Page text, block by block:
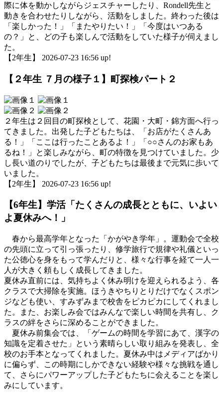
際に体を動かしながらジェスチャーしたり、Rondell先生と
動きを合わせたりしながら、活動をしました。終わった後は
「楽しかった！」「またやりたい！」「今度はいつある
の？」と、どの子も楽しんで活動をしていた様子が伺えまし
た。
【2年生】 2026-07-23 16:56 up!
【２年生 ７月の様子１】町探検パート２
２年生は２回目の町探検として、花園・大町・錦方面へ行っ
てきました。出発した子どもたちは、「お店がたくさんあ
る！」「ここは行ったことあるよ！」「○○さんのお家もあ
るね！」と楽しみながら、町の特徴を見つけていました。少
し長い道のりでしたが、子どもたちは最後まで元気に歩いて
いました。
【2年生】 2026-07-23 16:56 up!
【6年生】学活「たくさんの成長とともに、いよい
よ夏休みへ！」
春から最高学年となった「かがやき学年」。運動会で全校
の先頭に立って引っ張ったり、修学旅行で規律や礼儀といっ
た公徳心を身をもって学んだりと、様々な行事を経て一人一
人が大きく頼もしく成長してきました。
夏休み直前には、気持ちよく休み明けを迎えられるよう、各
クラスで大掃除を実施。ほうきやちりとりだけでなくスポン
ジなども使い、すみずみまで校舎をピカピカにしてくれまし
た。また、お楽しみ会ではみんなで楽しい時間を共有し、ク
ラスの絆をさらに深めることができました。
夏休み前集会では、「ゲームの時間を学習にあて、漢字の
知識を定着させた」という素晴らしい取り組みを発表し、全
校のお手本となってくれました。夏休み中はメディアばかり
に偏らず、この時期にしかできない経験や様々な挑戦を通し
て、さらにパワーアップした子どもたちに会えることを楽し
みにしています。